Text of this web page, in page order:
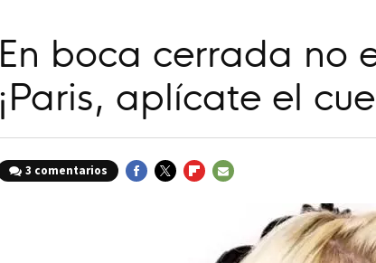
En boca cerrada no
¡Paris, aplícate el
3 comentarios